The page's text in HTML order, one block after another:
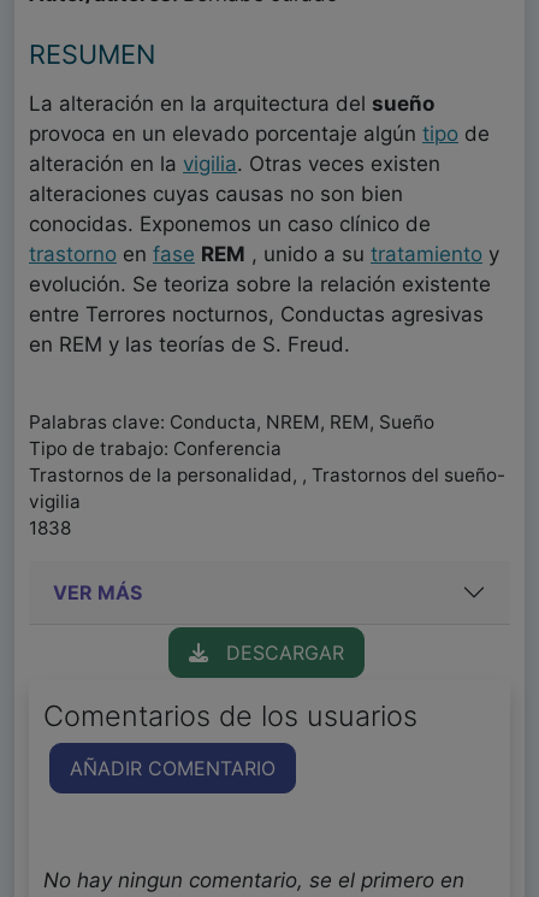
RESUMEN
La alteración en la arquitectura del sueño
provoca en un elevado porcentaje algún tipo de
alteración en la vigilia. Otras veces existen
alteraciones cuyas causas no son bien
conocidas. Exponemos un caso clínico de
trastorno en fase REM , unido a su tratamiento y
evolución. Se teoriza sobre la relación existente
entre Terrores nocturnos, Conductas agresivas
en REM y las teorías de S. Freud.
Palabras clave: Conducta, NREM, REM, Sueño
Tipo de trabajo: Conferencia
Trastornos de la personalidad, , Trastornos del sueño-
vigilia
1838
VER MÁS
DESCARGAR
Comentarios de los usuarios
AÑADIR COMENTARIO
No hay ningun comentario, se el primero en